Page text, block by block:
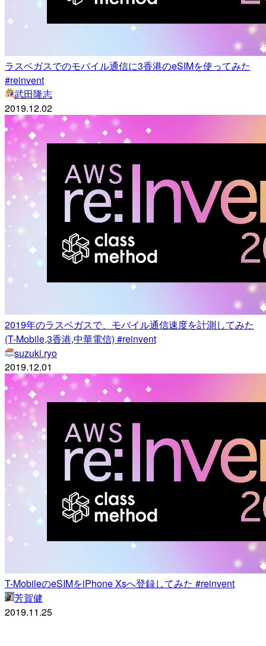
ラスベガスでのモバイル通信に3香港のeSIMを使ってみた
#reinvent
武田隆志
2019.12.02
2019年のラスベガスで、モバイル通信速度を計測してみた
(T-Mobile,3香港,中華電信) #reinvent
suzuki.ryo
2019.12.01
T-MobileのeSIMをiPhone Xsへ登録してみた #reinvent
芳賀健
2019.11.25